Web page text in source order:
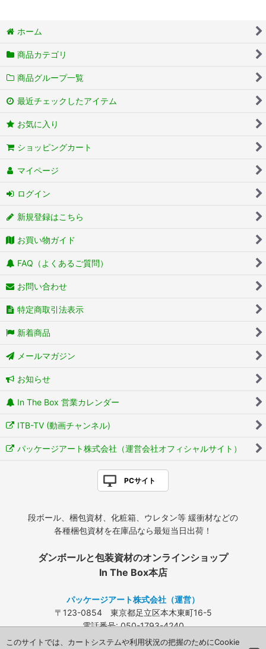
ホーム
商品カテゴリ
商品グループ一覧
最近チェックしたアイテム
お気に入り
ショッピングカート
マイページ
ログイン
新規登録はこちら
お買い物ガイド
FAQ（よくあるご質問）
お問い合わせ
特定商取引法表示
新着商品
メールマガジン
お知らせ
In The Box 営業カレンダー
ITB-TV (動画チャンネル)
パッケージアート株式会社（運営会社オフィシャルサイト）
PCサイト
段ボール、梱包資材、化粧箱、ウレタン等 緩衝材などの
各種梱包資材を在庫品なら最短当日出荷！
ダンボールと包装資材のオンラインショップ
In The Box本店
パッケージアート株式会社（運営）
〒123-0854 東京都足立区本木東町16-5
電話番号: 050-1793-4240
FAX: 03-3840-4424
このサイトでは、カートシステムや利用状況の把握のためにCookie